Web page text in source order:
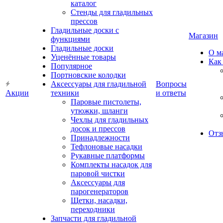
Акции
каталог
Стенды для гладильных
прессов
Гладильные доски с
функциями
Гладильные доски
Уценённые товары
Популярное
Портновские колодки
Аксессуары для гладильной
техники
Паровые пистолеты,
утюжки, шланги
Чехлы для гладильных
досок и прессов
Принадлежности
Тефлоновые насадки
Рукавные платформы
Комплекты насадок для
паровой чистки
Аксессуары для
парогенераторов
Щетки, насадки,
переходники
Запчасти для гладильной
Вопросы
и ответы
Магазин
О
Как